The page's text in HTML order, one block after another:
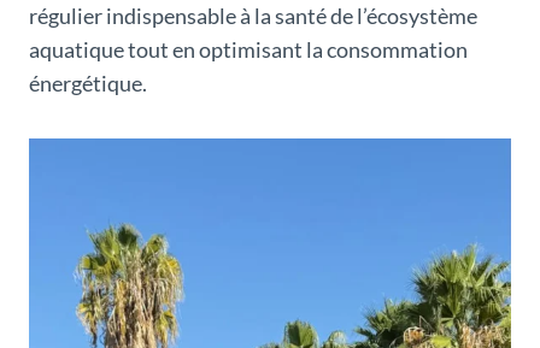
régulier indispensable à la santé de l’écosystème
aquatique tout en optimisant la consommation
énergétique.